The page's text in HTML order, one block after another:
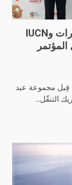
شراكة استراتيجيّة بين شيري الإمارات وIUCN
مجموعة عبد
التنقّل...